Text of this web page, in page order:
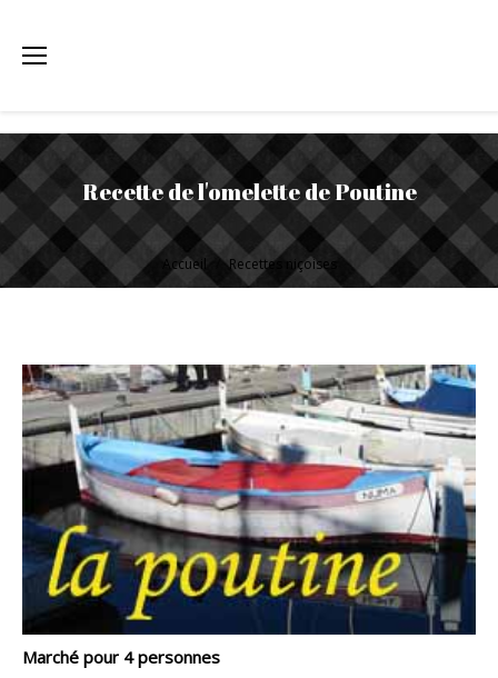
Recette de l'omelette de Poutine
Vous êtes ici : Accueil Recettes niçoises
Marché pour 4 personnes